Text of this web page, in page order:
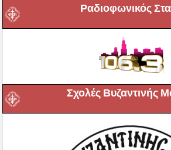
Ραδιοφωνικός
Σχολές Βυζαντινής